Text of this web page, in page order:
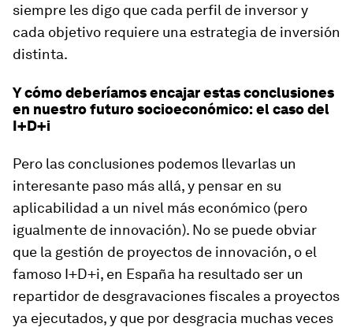
siempre les digo que cada perfil de inversor y
cada objetivo requiere una estrategia de inversión
distinta.
Y cómo deberíamos encajar estas conclusiones
en nuestro futuro socioeconómico: el caso del
I+D+i
Pero las conclusiones podemos llevarlas un
interesante paso más allá, y pensar en su
aplicabilidad a un nivel más económico (pero
igualmente de innovación). No se puede obviar
que la gestión de proyectos de innovación, o el
famoso I+D+i, en España ha resultado ser un
repartidor de desgravaciones fiscales a proyectos
ya ejecutados, y que por desgracia muchas veces